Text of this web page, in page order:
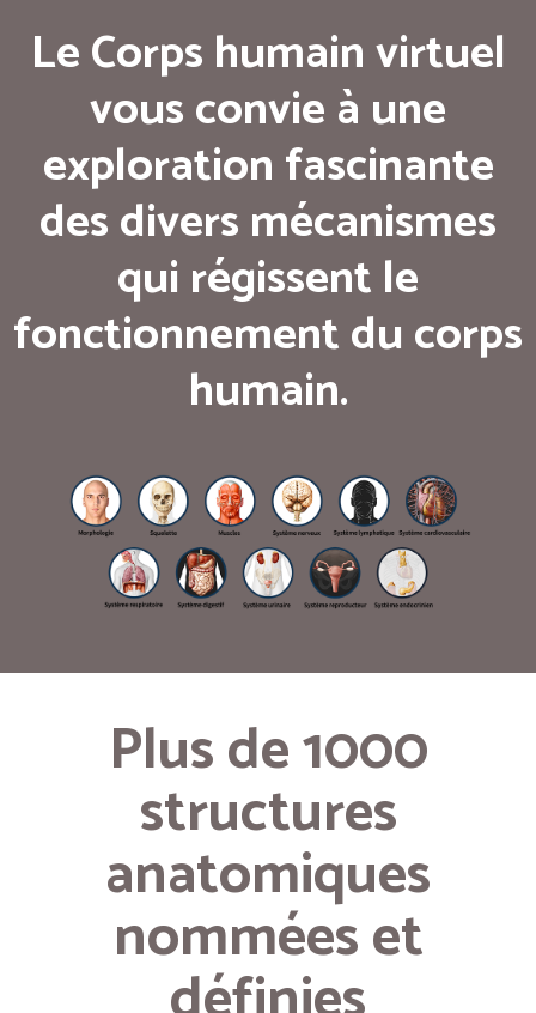
Le Corps humain virtuel
vous convie à une
exploration fascinante
des divers mécanismes
qui régissent le
fonctionnement du corps
humain.
Plus de 1000
structures
anatomiques
nommées et